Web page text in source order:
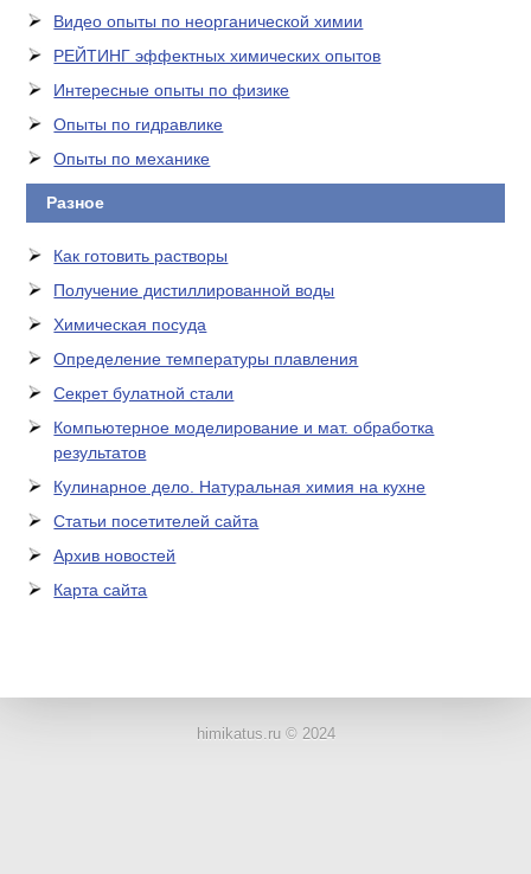
Видео опыты по неорганической химии
РЕЙТИНГ эффектных химических опытов
Интересные опыты по физике
Опыты по гидравлике
Опыты по механике
Разное
Как готовить растворы
Получение дистиллированной воды
Химическая посуда
Определение температуры плавления
Секрет булатной стали
Компьютерное моделирование и мат. обработка
результатов
Кулинарное дело. Натуральная химия на кухне
Статьи посетителей сайта
Архив новостей
Карта сайта
himikatus.ru © 2024